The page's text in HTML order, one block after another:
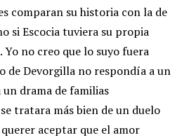
comparan su historia con la de
si Escocia tuviera su propia
no creo que lo suyo fuera
de Devorgilla no respondía a un
drama de familias
tratara más bien de un duelo
aceptar que el amor